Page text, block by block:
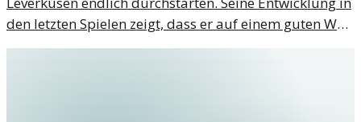
den letzten Spielen zeigt, dass er auf einem guten Weg
ist.